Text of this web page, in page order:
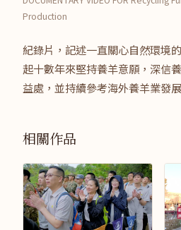
Production
紀錄片，記述一直關心自然環境
起十數年來堅持養羊意願，深信
益處，並持續參考海外養羊業發
相關作品